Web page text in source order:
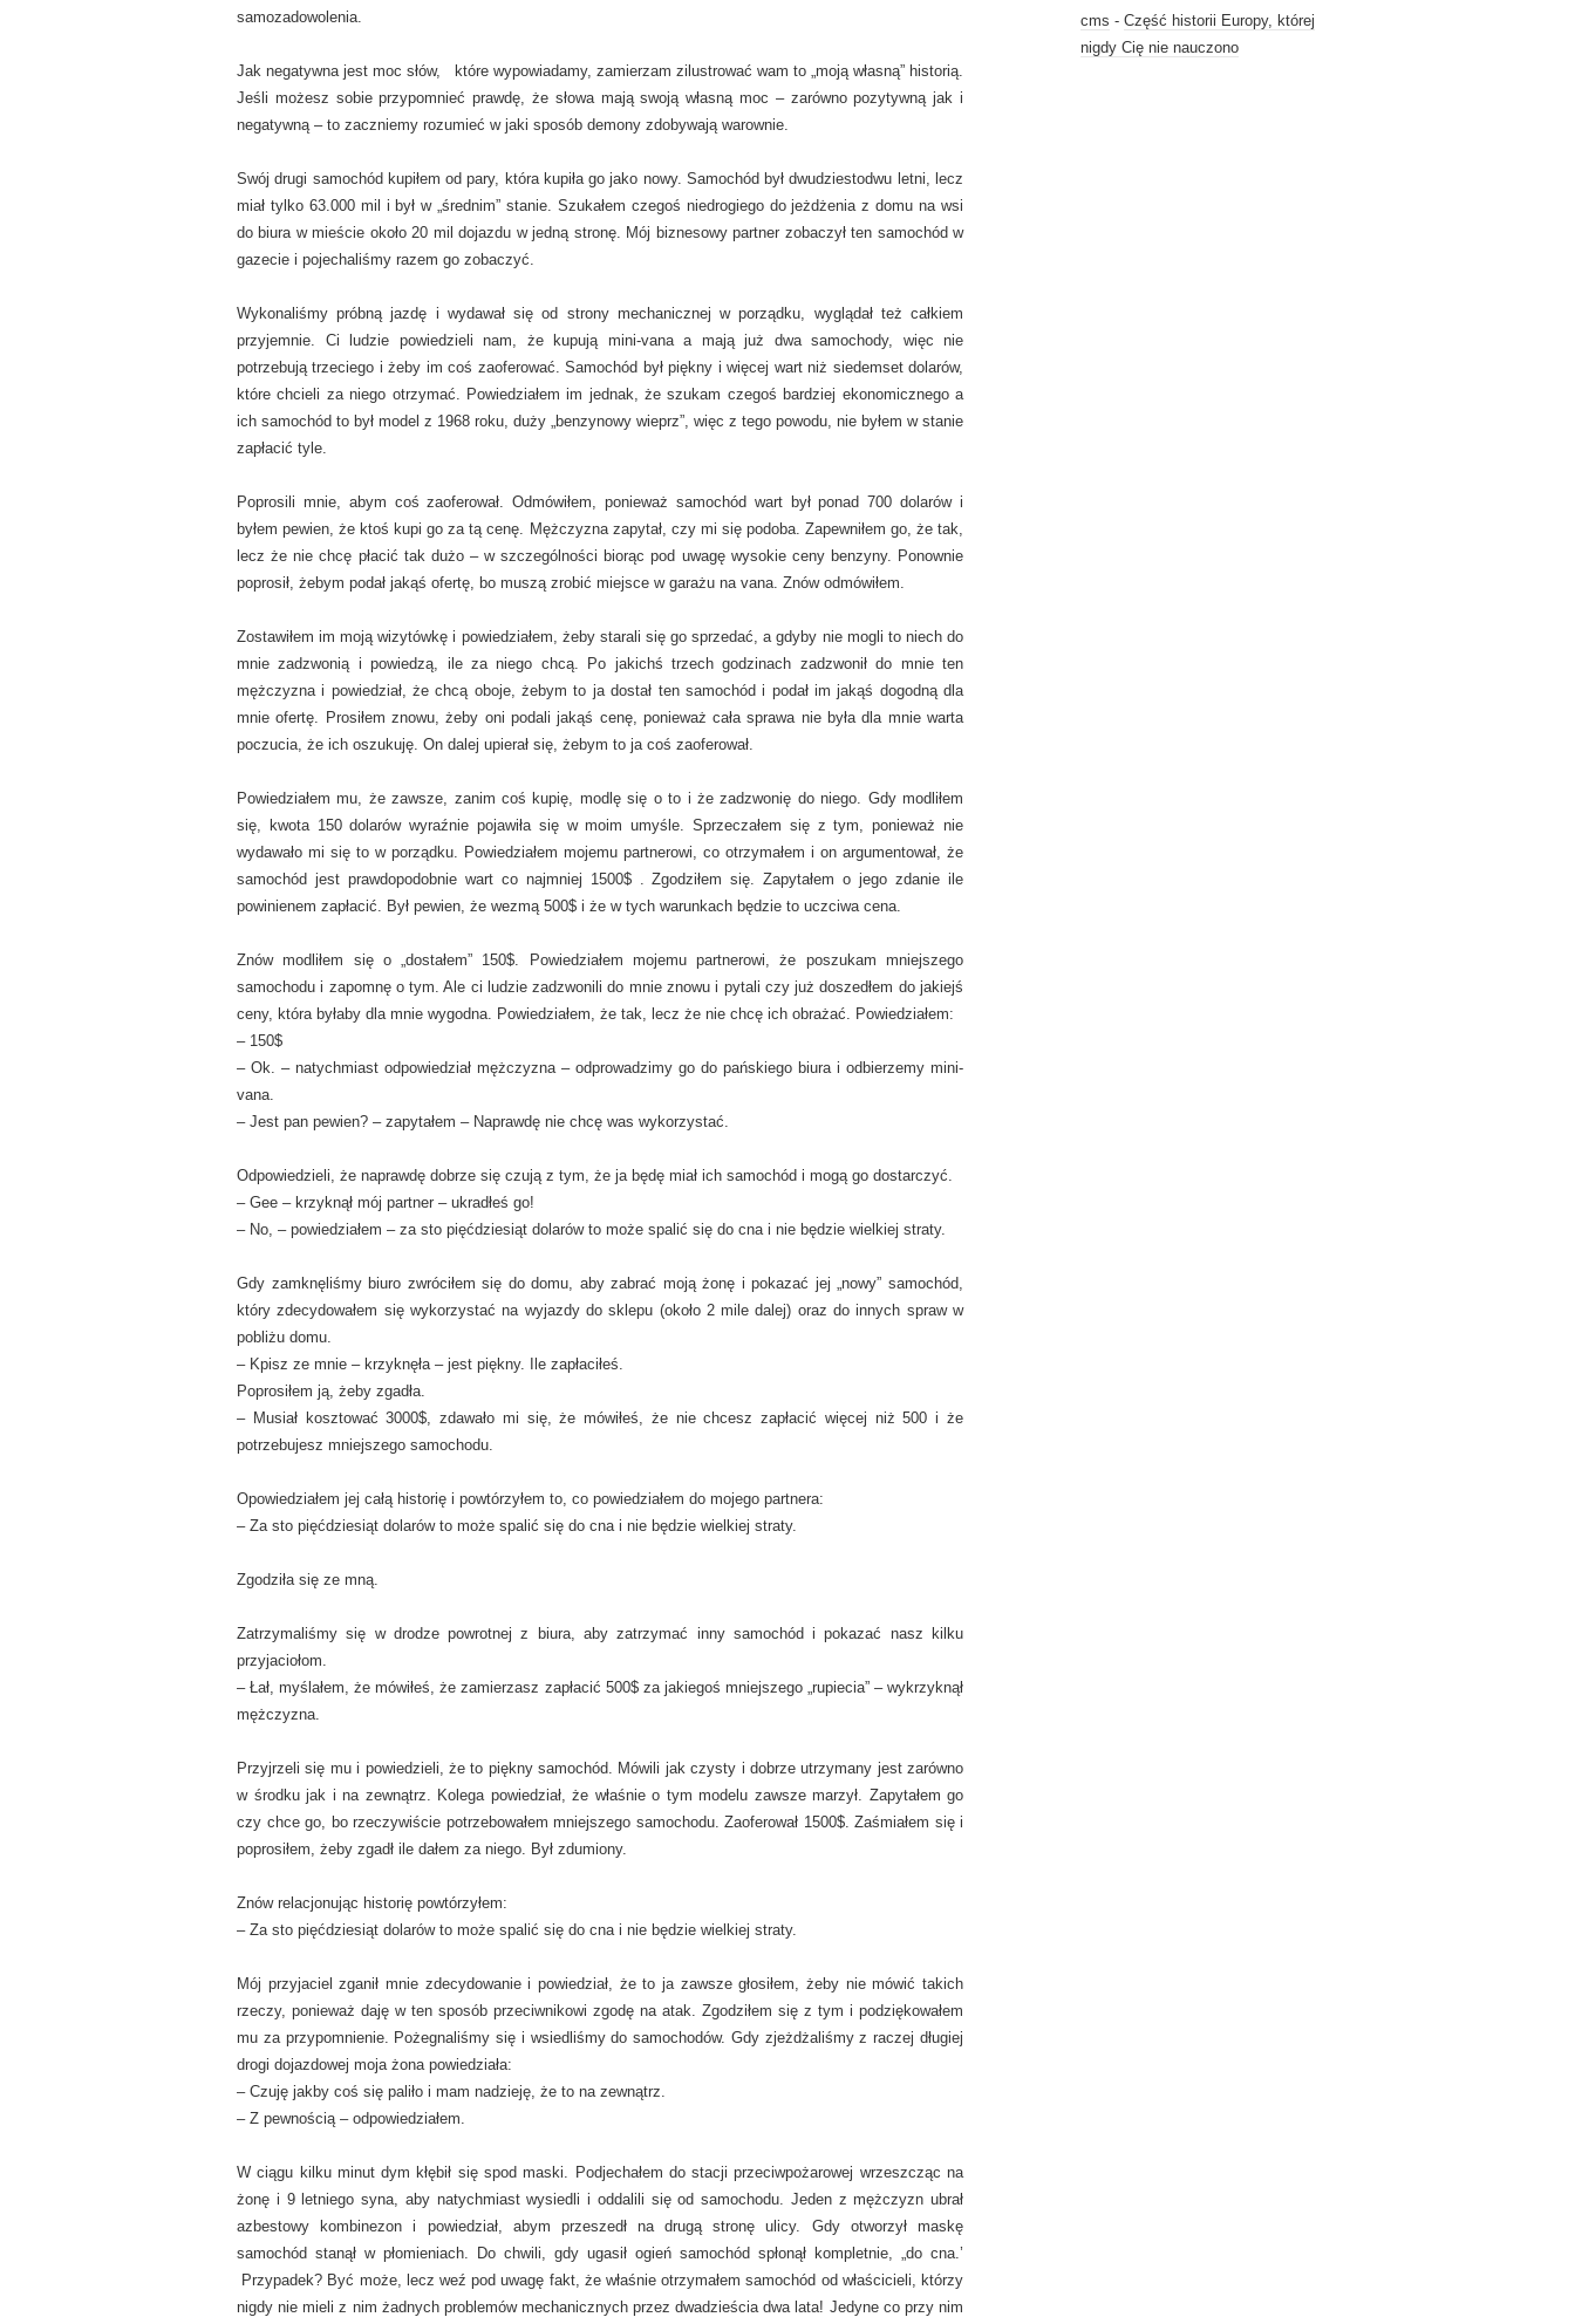
samozadowolenia.
Jak negatywna jest moc słów, które wypowiadamy, zamierzam zilustrować wam to „moją własną” historią.
Jeśli możesz sobie przypomnieć prawdę, że słowa mają swoją własną moc – zarówno pozytywną jak i
negatywną – to zaczniemy rozumieć w jaki sposób demony zdobywają warownie.
Swój drugi samochód kupiłem od pary, która kupiła go jako nowy. Samochód był dwudziestodwu letni, lecz
miał tylko 63.000 mil i był w „średnim” stanie. Szukałem czegoś niedrogiego do jeżdżenia z domu na wsi
do biura w mieście około 20 mil dojazdu w jedną stronę. Mój biznesowy partner zobaczył ten samochód w
gazecie i pojechaliśmy razem go zobaczyć.
Wykonaliśmy próbną jazdę i wydawał się od strony mechanicznej w porządku, wyglądał też całkiem
przyjemnie. Ci ludzie powiedzieli nam, że kupują mini-vana a mają już dwa samochody, więc nie
potrzebują trzeciego i żeby im coś zaoferować. Samochód był piękny i więcej wart niż siedemset dolarów,
które chcieli za niego otrzymać. Powiedziałem im jednak, że szukam czegoś bardziej ekonomicznego a
ich samochód to był model z 1968 roku, duży „benzynowy wieprz”, więc z tego powodu, nie byłem w stanie
zapłacić tyle.
Poprosili mnie, abym coś zaoferował. Odmówiłem, ponieważ samochód wart był ponad 700 dolarów i
byłem pewien, że ktoś kupi go za tą cenę. Mężczyzna zapytał, czy mi się podoba. Zapewniłem go, że tak,
lecz że nie chcę płacić tak dużo – w szczególności biorąc pod uwagę wysokie ceny benzyny. Ponownie
poprosił, żebym podał jakąś ofertę, bo muszą zrobić miejsce w garażu na vana. Znów odmówiłem.
Zostawiłem im moją wizytówkę i powiedziałem, żeby starali się go sprzedać, a gdyby nie mogli to niech do
mnie zadzwonią i powiedzą, ile za niego chcą. Po jakichś trzech godzinach zadzwonił do mnie ten
mężczyzna i powiedział, że chcą oboje, żebym to ja dostał ten samochód i podał im jakąś dogodną dla
mnie ofertę. Prosiłem znowu, żeby oni podali jakąś cenę, ponieważ cała sprawa nie była dla mnie warta
poczucia, że ich oszukuję. On dalej upierał się, żebym to ja coś zaoferował.
Powiedziałem mu, że zawsze, zanim coś kupię, modlę się o to i że zadzwonię do niego. Gdy modliłem
się, kwota 150 dolarów wyraźnie pojawiła się w moim umyśle. Sprzeczałem się z tym, ponieważ nie
wydawało mi się to w porządku. Powiedziałem mojemu partnerowi, co otrzymałem i on argumentował, że
samochód jest prawdopodobnie wart co najmniej 1500$ . Zgodziłem się. Zapytałem o jego zdanie ile
powinienem zapłacić. Był pewien, że wezmą 500$ i że w tych warunkach będzie to uczciwa cena.
Znów modliłem się o „dostałem” 150$. Powiedziałem mojemu partnerowi, że poszukam mniejszego
samochodu i zapomnę o tym. Ale ci ludzie zadzwonili do mnie znowu i pytali czy już doszedłem do jakiejś
ceny, która byłaby dla mnie wygodna. Powiedziałem, że tak, lecz że nie chcę ich obrażać. Powiedziałem:
– 150$
– Ok. – natychmiast odpowiedział mężczyzna – odprowadzimy go do pańskiego biura i odbierzemy mini-
vana.
– Jest pan pewien? – zapytałem – Naprawdę nie chcę was wykorzystać.
Odpowiedzieli, że naprawdę dobrze się czują z tym, że ja będę miał ich samochód i mogą go dostarczyć.
– Gee – krzyknął mój partner – ukradłeś go!
– No, – powiedziałem – za sto pięćdziesiąt dolarów to może spalić się do cna i nie będzie wielkiej straty.
Gdy zamknęliśmy biuro zwróciłem się do domu, aby zabrać moją żonę i pokazać jej „nowy” samochód,
który zdecydowałem się wykorzystać na wyjazdy do sklepu (około 2 mile dalej) oraz do innych spraw w
pobliżu domu.
– Kpisz ze mnie – krzyknęła – jest piękny. Ile zapłaciłeś.
Poprosiłem ją, żeby zgadła.
– Musiał kosztować 3000$, zdawało mi się, że mówiłeś, że nie chcesz zapłacić więcej niż 500 i że
potrzebujesz mniejszego samochodu.
Opowiedziałem jej całą historię i powtórzyłem to, co powiedziałem do mojego partnera:
– Za sto pięćdziesiąt dolarów to może spalić się do cna i nie będzie wielkiej straty.
Zgodziła się ze mną.
Zatrzymaliśmy się w drodze powrotnej z biura, aby zatrzymać inny samochód i pokazać nasz kilku
przyjaciołom.
– Łał, myślałem, że mówiłeś, że zamierzasz zapłacić 500$ za jakiegoś mniejszego „rupiecia” – wykrzyknął
mężczyzna.
Przyjrzeli się mu i powiedzieli, że to piękny samochód. Mówili jak czysty i dobrze utrzymany jest zarówno
w środku jak i na zewnątrz. Kolega powiedział, że właśnie o tym modelu zawsze marzył. Zapytałem go
czy chce go, bo rzeczywiście potrzebowałem mniejszego samochodu. Zaoferował 1500$. Zaśmiałem się i
poprosiłem, żeby zgadł ile dałem za niego. Był zdumiony.
Znów relacjonując historię powtórzyłem:
– Za sto pięćdziesiąt dolarów to może spalić się do cna i nie będzie wielkiej straty.
Mój przyjaciel zganił mnie zdecydowanie i powiedział, że to ja zawsze głosiłem, żeby nie mówić takich
rzeczy, ponieważ daję w ten sposób przeciwnikowi zgodę na atak. Zgodziłem się z tym i podziękowałem
mu za przypomnienie. Pożegnaliśmy się i wsiedliśmy do samochodów. Gdy zjeżdżaliśmy z raczej długiej
drogi dojazdowej moja żona powiedziała:
– Czuję jakby coś się paliło i mam nadzieję, że to na zewnątrz.
– Z pewnością – odpowiedziałem.
W ciągu kilku minut dym kłębił się spod maski. Podjechałem do stacji przeciwpożarowej wrzeszcząc na
żonę i 9 letniego syna, aby natychmiast wysiedli i oddalili się od samochodu. Jeden z mężczyzn ubrał
azbestowy kombinezon i powiedział, abym przeszedł na drugą stronę ulicy. Gdy otworzył maskę
samochód stanął w płomieniach. Do chwili, gdy ugasił ogień samochód spłonął kompletnie, „do cna.’
Przypadek? Być może, lecz weź pod uwagę fakt, że właśnie otrzymałem samochód od właścicieli, którzy
nigdy nie mieli z nim żadnych problemów mechanicznych przez dwadzieścia dwa lata! Jedyne co przy nim
cms - Część historii Europy, której
nigdy Cię nie nauczono